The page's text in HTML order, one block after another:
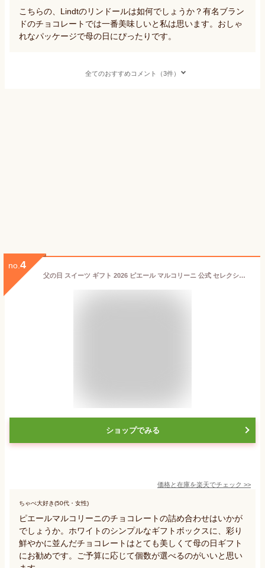
こちらの、Lindtのリンドールは如何でしょうか？有名ブラン
ドのチョコレートでは一番美味しいと私は思います。おしゃ
れなパッケージで母の日にぴったりです。
全てのおすすめコメント（3件）
no. 4
父の日 スイーツ ギフト 2026 ピエール マルコリーニ 公式 セレクション チョコレート 高級 2個入り 5個入り 7個入り 10個入り 15個入り 25個入り 30個入り 詰め合わせ お礼 内祝い 紙袋付き
ショップでみる
価格と在庫を楽天でチェック >>
ちゃぺ大好き(50代・女性)
ピエールマルコリーニのチョコレートの詰め合わせはいかが
でしょうか。ホワイトのシンプルなギフトボックスに、彩り
鮮やかに並んだチョコレートはとても美しくて母の日ギフト
にお勧めです。ご予算に応じて個数が選べるのがいいと思い